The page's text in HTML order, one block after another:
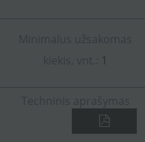
Minimalus užsakomas
kiekis, vnt.: 1
Techninis aprašymas